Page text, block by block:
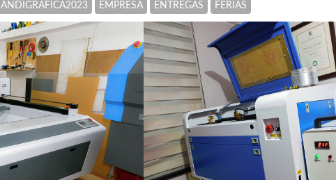
ANDIGRÁFICA2023 EMPRESA ENTREGAS FERIAS